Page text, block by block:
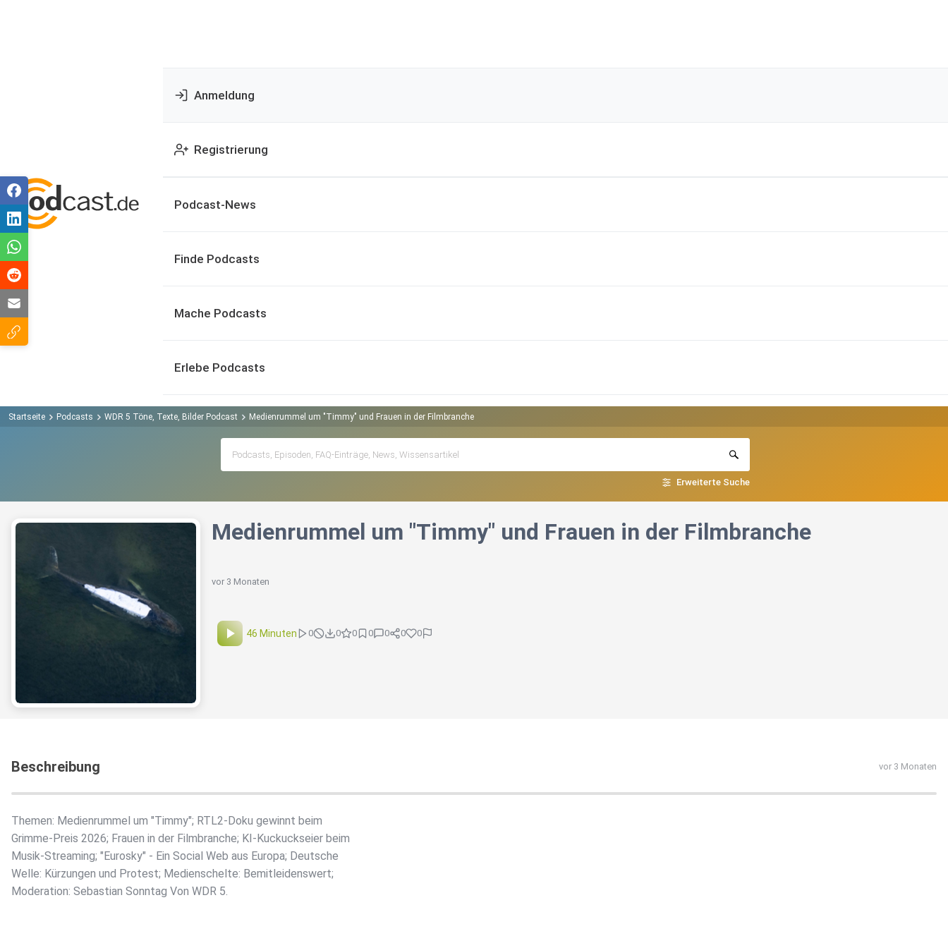
Anmeldung
Registrierung
Podcast-News
Finde Podcasts
Mache Podcasts
Erlebe Podcasts
Startseite Podcasts WDR 5 Töne, Texte, Bilder Podcast Medienrummel um "Timmy" und Frauen in der Filmbranche
Erweiterte Suche
Medienrummel um "Timmy" und Frauen in der Filmbranche
vor 3 Monaten
46 Minuten 0 0 0 0 0 0 0
Beschreibung vor 3 Monaten
Themen: Medienrummel um "Timmy"; RTL2-Doku gewinnt beim
Grimme-Preis 2026; Frauen in der Filmbranche; KI-Kuckuckseier beim
Musik-Streaming; "Eurosky" - Ein Social Web aus Europa; Deutsche
Welle: Kürzungen und Protest; Medienschelte: Bemitleidenswert;
Moderation: Sebastian Sonntag Von WDR 5.